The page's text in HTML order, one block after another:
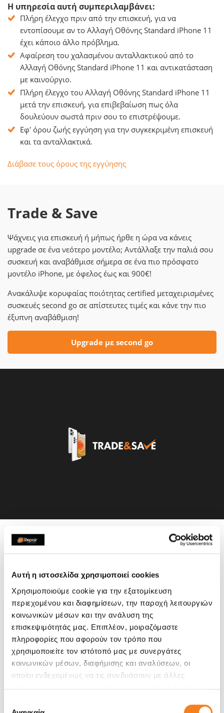
Αυτή η ιστοσελίδα χρησιμοποιεί cookies
Χρησιμοποιούμε cookie για την εξατομίκευση
περιεχομένου και διαφημίσεων, την παροχή λειτουργιών
κοινωνικών μέσων και την ανάλυση της
επισκεψιμότητάς μας. Επιπλέον, μοιραζόμαστε
πληροφορίες που αφορούν τον τρόπο που
χρησιμοποιείτε τον ιστότοπό μας με συνεργάτες
κοινωνικών μέσων, διαφήμισης και αναλύσεων, οι
οποίοι ενδεχομένως να τις συνδυάσουν με άλλες
των υπηρεσιών τους.
Η υπηρεσία αυτή συμπεριλαμβάνει:
Πλήρη έλεγχο πριν από την επισκευή, για να
εντοπίσουμε αν το Αλλαγή Οθόνης Standard iPhone 11
έχει κάποιο άλλο πρόβλημα.
Αφαίρεση του χαλασμένου ανταλλακτικού από το
Αλλαγή Οθόνης Standard iPhone 11 και αντικατάσταση
με καινούργιο.
Πλήρη έλεγχο του Αλλαγή Οθόνης Standard iPhone 11
μετά την επισκευή, για επιβεβαίωση πως όλα
δουλεύουν σωστά πριν σου το επιστρέψουμε.
Εφ' όρου ζωής εγγύηση για την συγκεκριμένη επισκευή
και τα ανταλλακτικά.
Διάβασε τους όρους της εγγύησης
Trade & Save
Ψάχνεις για επισκευή ή μήπως ήρθε η ώρα να κάνεις
upgrade σε ένα νεότερο μοντέλο; Αντάλλαξε την παλιά σου
συσκευή και αναβάθμισε σήμερα σε ένα πιο πρόσφατο
μοντέλο iPhone, με όφελος έως και 900€!
Ανακάλυψε κορυφαίας ποιότητας certified μεταχειρισμένες
συσκευές second go σε απίστευτες τιμές και κάνε την πιο
έξυπνη αναβάθμιση!
Upgrade με second go
Η συσκευή σου μπορεί να
τις παρακάτω επισκευές: